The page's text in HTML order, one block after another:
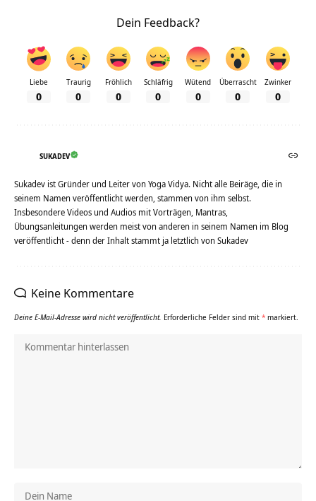
Dein Feedback?
Liebe
0
Traurig
0
Fröhlich
0
Schläfrig
0
Wütend
0
Überrascht
0
Zwinker
0
SUKADEV
Sukadev ist Gründer und Leiter von Yoga Vidya. Nicht alle Beiräge, die in
seinem Namen veröffentlicht werden, stammen von ihm selbst.
Insbesondere Videos und Audios mit Vorträgen, Mantras,
Übungsanleitungen werden meist von anderen in seinem Namen im Blog
veröffentlicht - denn der Inhalt stammt ja letztlich von Sukadev
Keine Kommentare
Deine E-Mail-Adresse wird nicht veröffentlicht. Erforderliche Felder sind mit * markiert.